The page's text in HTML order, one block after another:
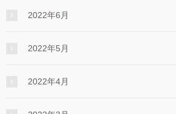
2022年6月
2022年5月
2022年4月